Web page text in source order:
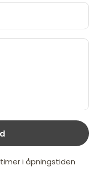
i åpningstiden